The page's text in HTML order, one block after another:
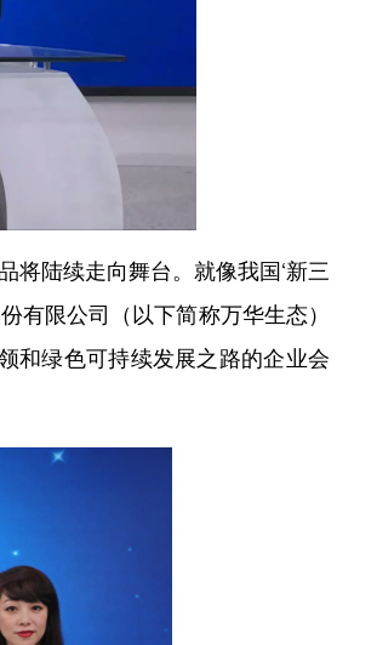
陆续走向舞台。就像我国‘新三
有限公司（以下简称万华生态）
和绿色可持续发展之路的企业会